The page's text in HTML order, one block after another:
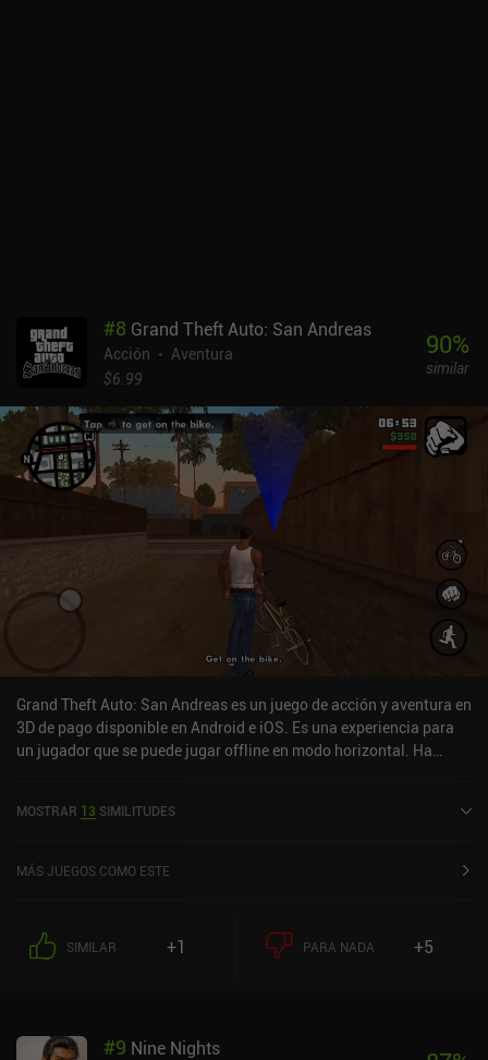
#8 Grand Theft Auto: San Andreas
Acción
Aventura
$6.99
90%
similar
Grand Theft Auto: San Andreas es un juego de acción y aventura en
3D de pago disponible en Android e iOS. Es una experiencia para
un jugador que se puede jugar offline en modo horizontal. Ha
tiene una valoración actual de 4,5 sobre 5,0 en Google Play y de 4,7
MOSTRAR 13 SIMILITUDES
MÁS JUEGOS COMO ESTE
SIMILAR +1 PARA NADA +5
#9 Nine Nights